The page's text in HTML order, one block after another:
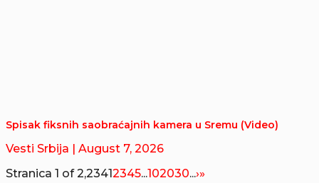
Spisak fiksnih saobraćajnih kamera u Sremu (Video)
Vesti Srbija
| August 7, 2026
Stranica 1 of 2,23412345...102030...›»